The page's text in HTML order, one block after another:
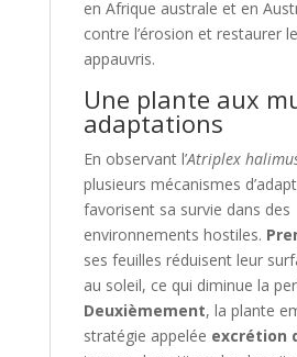
en Afrique australe et en
contre l’érosion et restaurer
appauvris.
Une plante aux
adaptations
En observant l’Atriplex
plusieurs mécanismes
favorisent sa survie dans des
environnements hostiles.
ses feuilles réduisent leur
au soleil, ce qui diminue la
Deuxièmement, la plante
stratégie appelée excrétion